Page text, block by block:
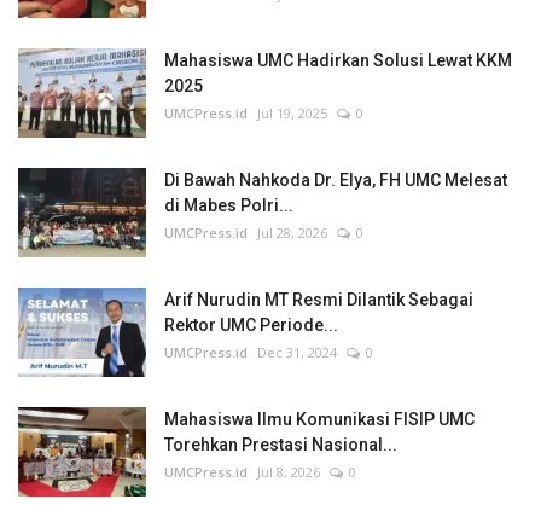
Mahasiswa UMC Hadirkan Solusi Lewat KKM
2025
UMCPress.id Jul 19, 2025 0
Di Bawah Nahkoda Dr. Elya, FH UMC Melesat
di Mabes Polri...
UMCPress.id Jul 28, 2026 0
Arif Nurudin MT Resmi Dilantik Sebagai
Rektor UMC Periode...
UMCPress.id Dec 31, 2024 0
Mahasiswa Ilmu Komunikasi FISIP UMC
Torehkan Prestasi Nasional...
UMCPress.id Jul 8, 2026 0